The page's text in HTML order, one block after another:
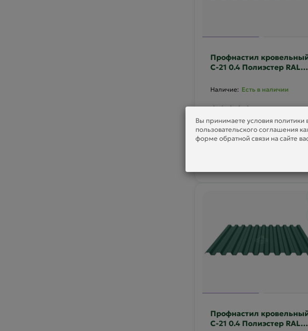
Профнастил
С-21 0.4 Полиэстер RAL
Есть в наличии
754 р
Профнастил
С-21 0.4 Полиэстер RAL
Вы принимаете условия
пользовательского соглашения
форме обратной связи на сайте